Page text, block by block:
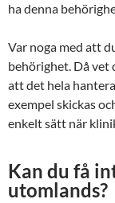
ha denna
Var noga med att
behörighet. Då vet
att det hela
exempel skickas
enkelt sätt när
Kan du få
utomlands?